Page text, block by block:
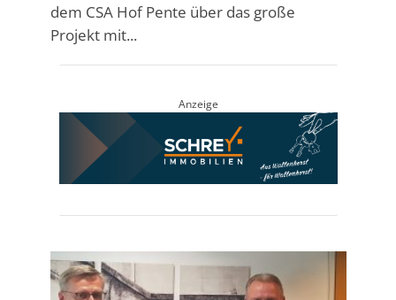
dem CSA Hof Pente über das große
Projekt mit...
Anzeige